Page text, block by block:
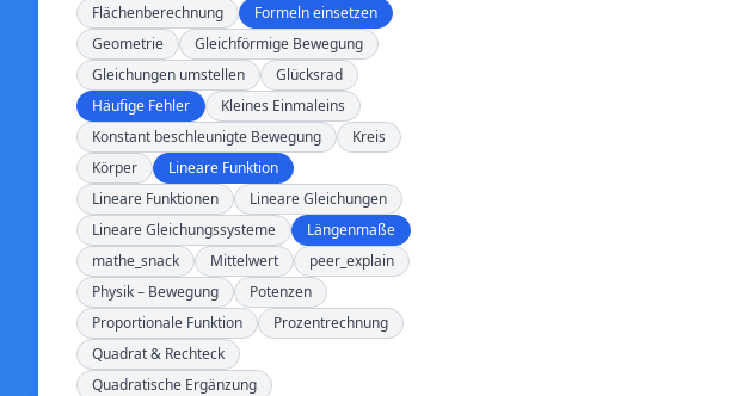
Flächenberechnung
Formeln einsetzen
Geometrie
Gleichförmige Bewegung
Gleichungen umstellen
Glücksrad
Häufige Fehler
Kleines Einmaleins
Konstant beschleunigte Bewegung
Kreis
Körper
Lineare Funktion
Lineare Funktionen
Lineare Gleichungen
Lineare Gleichungssysteme
Längenmaße
mathe_snack
Mittelwert
peer_explain
Physik – Bewegung
Potenzen
Proportionale Funktion
Prozentrechnung
Quadrat & Rechteck
Quadratische Ergänzung